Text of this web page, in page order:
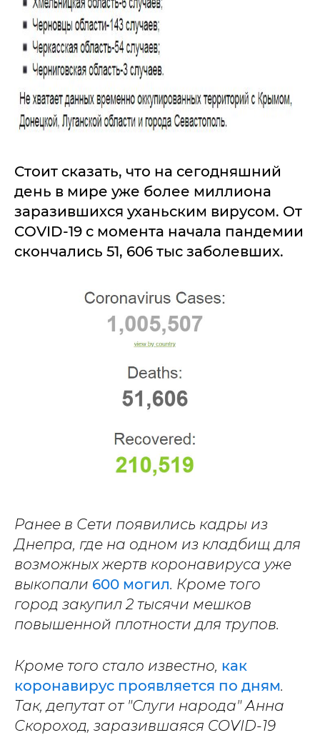
Стоит сказать, что на сегодняшний
день в мире уже более миллиона
заразившихся уханьским вирусом. От
COVID-19 с момента начала пандемии
скончались 51, 606 тыс заболевших.
Ранее в Сети появились кадры из
Днепра, где на одном из кладбищ для
возможных жертв коронавируса уже
выкопали 600 могил. Кроме того
город закупил 2 тысячи мешков
повышенной плотности для трупов.
Кроме того стало известно, как
коронавирус проявляется по дням.
Так, депутат от "Слуги народа" Анна
Скороход, заразившаяся COVID-19